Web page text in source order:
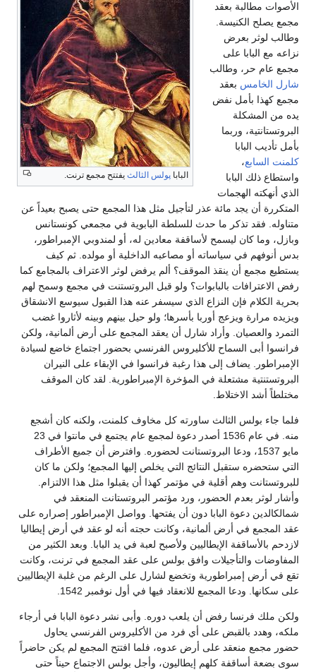
البابا پولس الثالث يفتتح مجمع ترنت.
الأصوات مطالبة بعقد
مجمع يصلح الكنيسة.
وطالب لوثر بعرض
نزاعه مع البابا على
مجمع عام حر، وطالب
شارل الخامس بعقد
مجمع كهذا بأمل نفض
يده من المشكلة
البروتستانتية، وربما
بأمل تأديب البابا
كلمنت السابع،
واستطاع ذلك البابا
الذي أنهكته الهجمات
المتكررة أن يجد مائة عذر لتأجيل مثل هذا المجمع حتى يصبح بعيداً عن
متناوله. فقد تذكر ما حدث للسلطة البابوية في مجمعي كونستانس
وبازل، وما كان ليسمح لأساقفة معادين له، أو لمندوبي الإمبراطور،
بدس أنوفهم في سياساته أو مصاعبه الداخلية أو مولده. ثم كيف
يستطيع مجمع أن ينقذ الموقف؟ ألم يرفض لوثر الاعتراف بالمجامع كما
رفض الاعترافات بالبابوات؟ ولو قبل البروتستنت في مجمع وسمح لهم
بحرية الكلام فإن النزاع الذي سيسفر عنه هذا القبول سيوسع الانشقاق
ويزيده مرارة ويزعج أوربا بأسرها؛ ولو حيل بينهم وبينه لأثاروا غضب
التمرد والعصيان. وأراد شارل أن يعقد المجمع على أرض ألمانية، ولكن
فرانسوا أبى السماح للأكليروس الفرنسي بحضور اجتماع خاضع لسيادة
الإمبراطور. يضاف إلى هذا رغبة فرانسوا في الإبقاء على النيران
البروتستنتية مشتعلة في المؤخرة الإمبراطورية. لقد كان الموقف
مختلطاً أشد الاختلاط.
فلما جاء بولس الثالث ساورته كل مخاوف كلمنت، ولكنه كان أشجع
منه. في عام 1536 أصدر دعوة لمجمع عام يجتمع في مانتوا في 23
مايو 1537، ودعا البروتستانت لحضوره. وافترض أن جميع الأطراف
التي ستحضره ستقبل النتائج التي يخلص إليها المجمع؛ ولكن ما كان
للبروتستانت وهم أقلية في مؤتمر كهذا أن يقبلوا مثل هذا الالتزام.
وأشار لوثر بعدم الحضور، ورد مؤتمر البروتستانت المنعقد في
شمالكالدين دعوة البابا دون أن يفتحها. وواصل الإمبراطور إصراره على
عقد المجمع في أرض ألمانية، وكانت حجته أنه لو عقد في أرض إيطاليا
لازدحم بالأساقفة الإيطاليين ولأصبح لعبة في يد البابا. وبعد الكثير من
المفاوضات والتأجيلات وافق بولس على عقد المجمع في ترنت، وكانت
تقع في أرض إمبراطورية وتخضع لشارل على الرغم من غلبة الإيطاليين
على سكانها. ودعا المجمع للانعقاد فيها في أول نوفمبر 1542.
ولكن ملك فرنسا رفض أن يلعب دوره. وأبى نشر دعوة البابا في أرجاء
ملكه، وهدد بالقبض على أي فرد من الأكليروس الفرنسي يحاول
حضور مجمع منعقد على أرض عدوه، فلما افتتح المجمع لم يكن حاضراً
سوى بضعة أساقفة كلهم إيطاليون، وأجل بولس الاجتماع حيناً حتى